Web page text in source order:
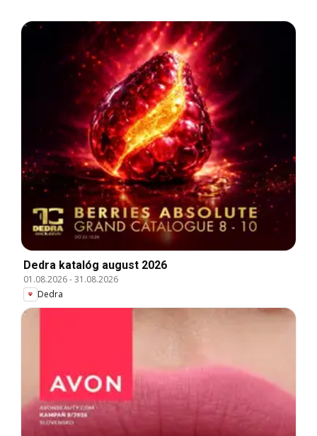
Dedra katalóg august 2026
01.08.2026-31.08.2026
Dedra